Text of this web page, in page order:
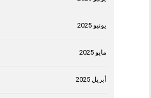
يونيو 2025
مايو 2025
أبريل 2025